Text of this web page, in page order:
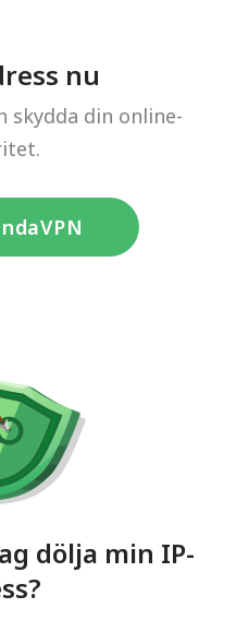
nu
skydda din online-
dölja min IP-